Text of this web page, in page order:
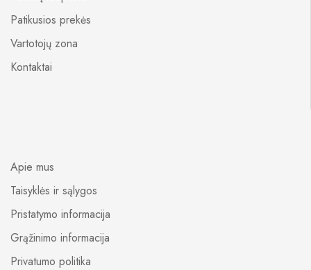
Patikusios prekės
Vartotojų zona
Kontaktai
Apie mus
Taisyklės ir sąlygos
Pristatymo informacija
Grąžinimo informacija
Privatumo politika